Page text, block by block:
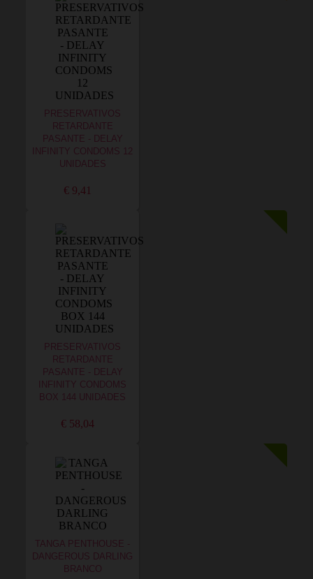
PRESERVATIVOS
RETARDANTE
PASANTE - DELAY
INFINITY CONDOMS 12
UNIDADES
€ 9,41
PRESERVATIVOS
RETARDANTE
PASANTE - DELAY
INFINITY CONDOMS
BOX 144 UNIDADES
€ 58,04
TANGA PENTHOUSE -
DANGEROUS DARLING
BRANCO